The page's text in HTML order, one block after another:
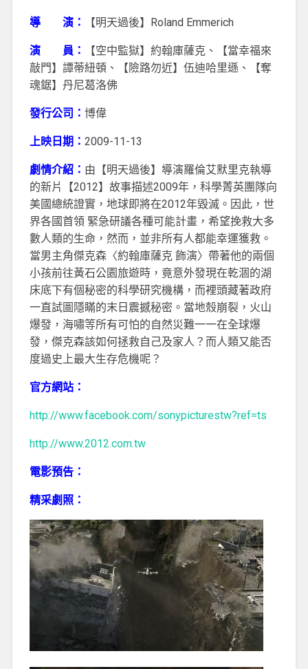
導 演： 【明天過後】Roland Emmerich
演 員：
【空中監獄】約翰庫薩克、【當幸福來
敲門】譚蒂紐頓、【險路勿近】伍迪哈里遜、【奪
魂鋸】丹尼葛洛佛
發行公司： 博偉
上映日期： 2009-11-13
劇情介紹： 由【明天過後】導演羅倫艾默里克執導
的新片【2012】故事描述2009年，科學菁英團隊向
美國總統證實，地球即將在2012年毀滅。因此，世
界各國首領 緊急研議各種可能計畫，希望挽救大多
數人類的生命，然而，並非所有人都能幸運獲救。
當男主角傑克森〈約翰庫薩克 飾演〉帶著他的兩個
小孩前往黃石公園旅遊時，竟意外發現在乾涸的湖
床底下有個秘密的科學研究機構，而裡頭藏著政府
一直試圖隱瞞的末日震撼秘密。當地殼崩裂，火山
爆發，海嘯等所有可怕的自然災難一一在全球爆
發，傑克森該如何拯救自己及家人？而人類又能否
度過史上最大生存危機呢？
官方網站：
http://www.facebook.com/sonypicturestw?ref=ts
http://www.2012.com.tw
電影預告：
精采劇照：